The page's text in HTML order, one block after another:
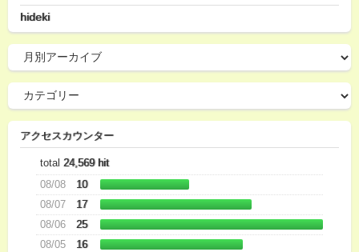
hideki
アクセスカウンター
total 24,569 hit
08/08
10
08/07
17
08/06
25
08/05
16